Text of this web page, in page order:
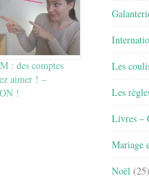
: des comptes
aimer ! –
!
Les
Les
Livres –
Mariage
Noël (25)